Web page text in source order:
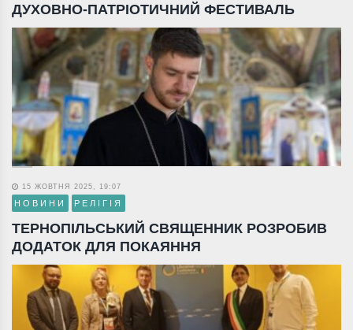
ДУХОВНО-ПАТРІОТИЧНИЙ ФЕСТИВАЛЬ
15 ЖОВТНЯ 2025, 19:07
НОВИНИ РЕЛІГІЯ
ТЕРНОПІЛЬСЬКИЙ СВЯЩЕННИК РОЗРОБИВ
ДОДАТОК ДЛЯ ПОКАЯННЯ